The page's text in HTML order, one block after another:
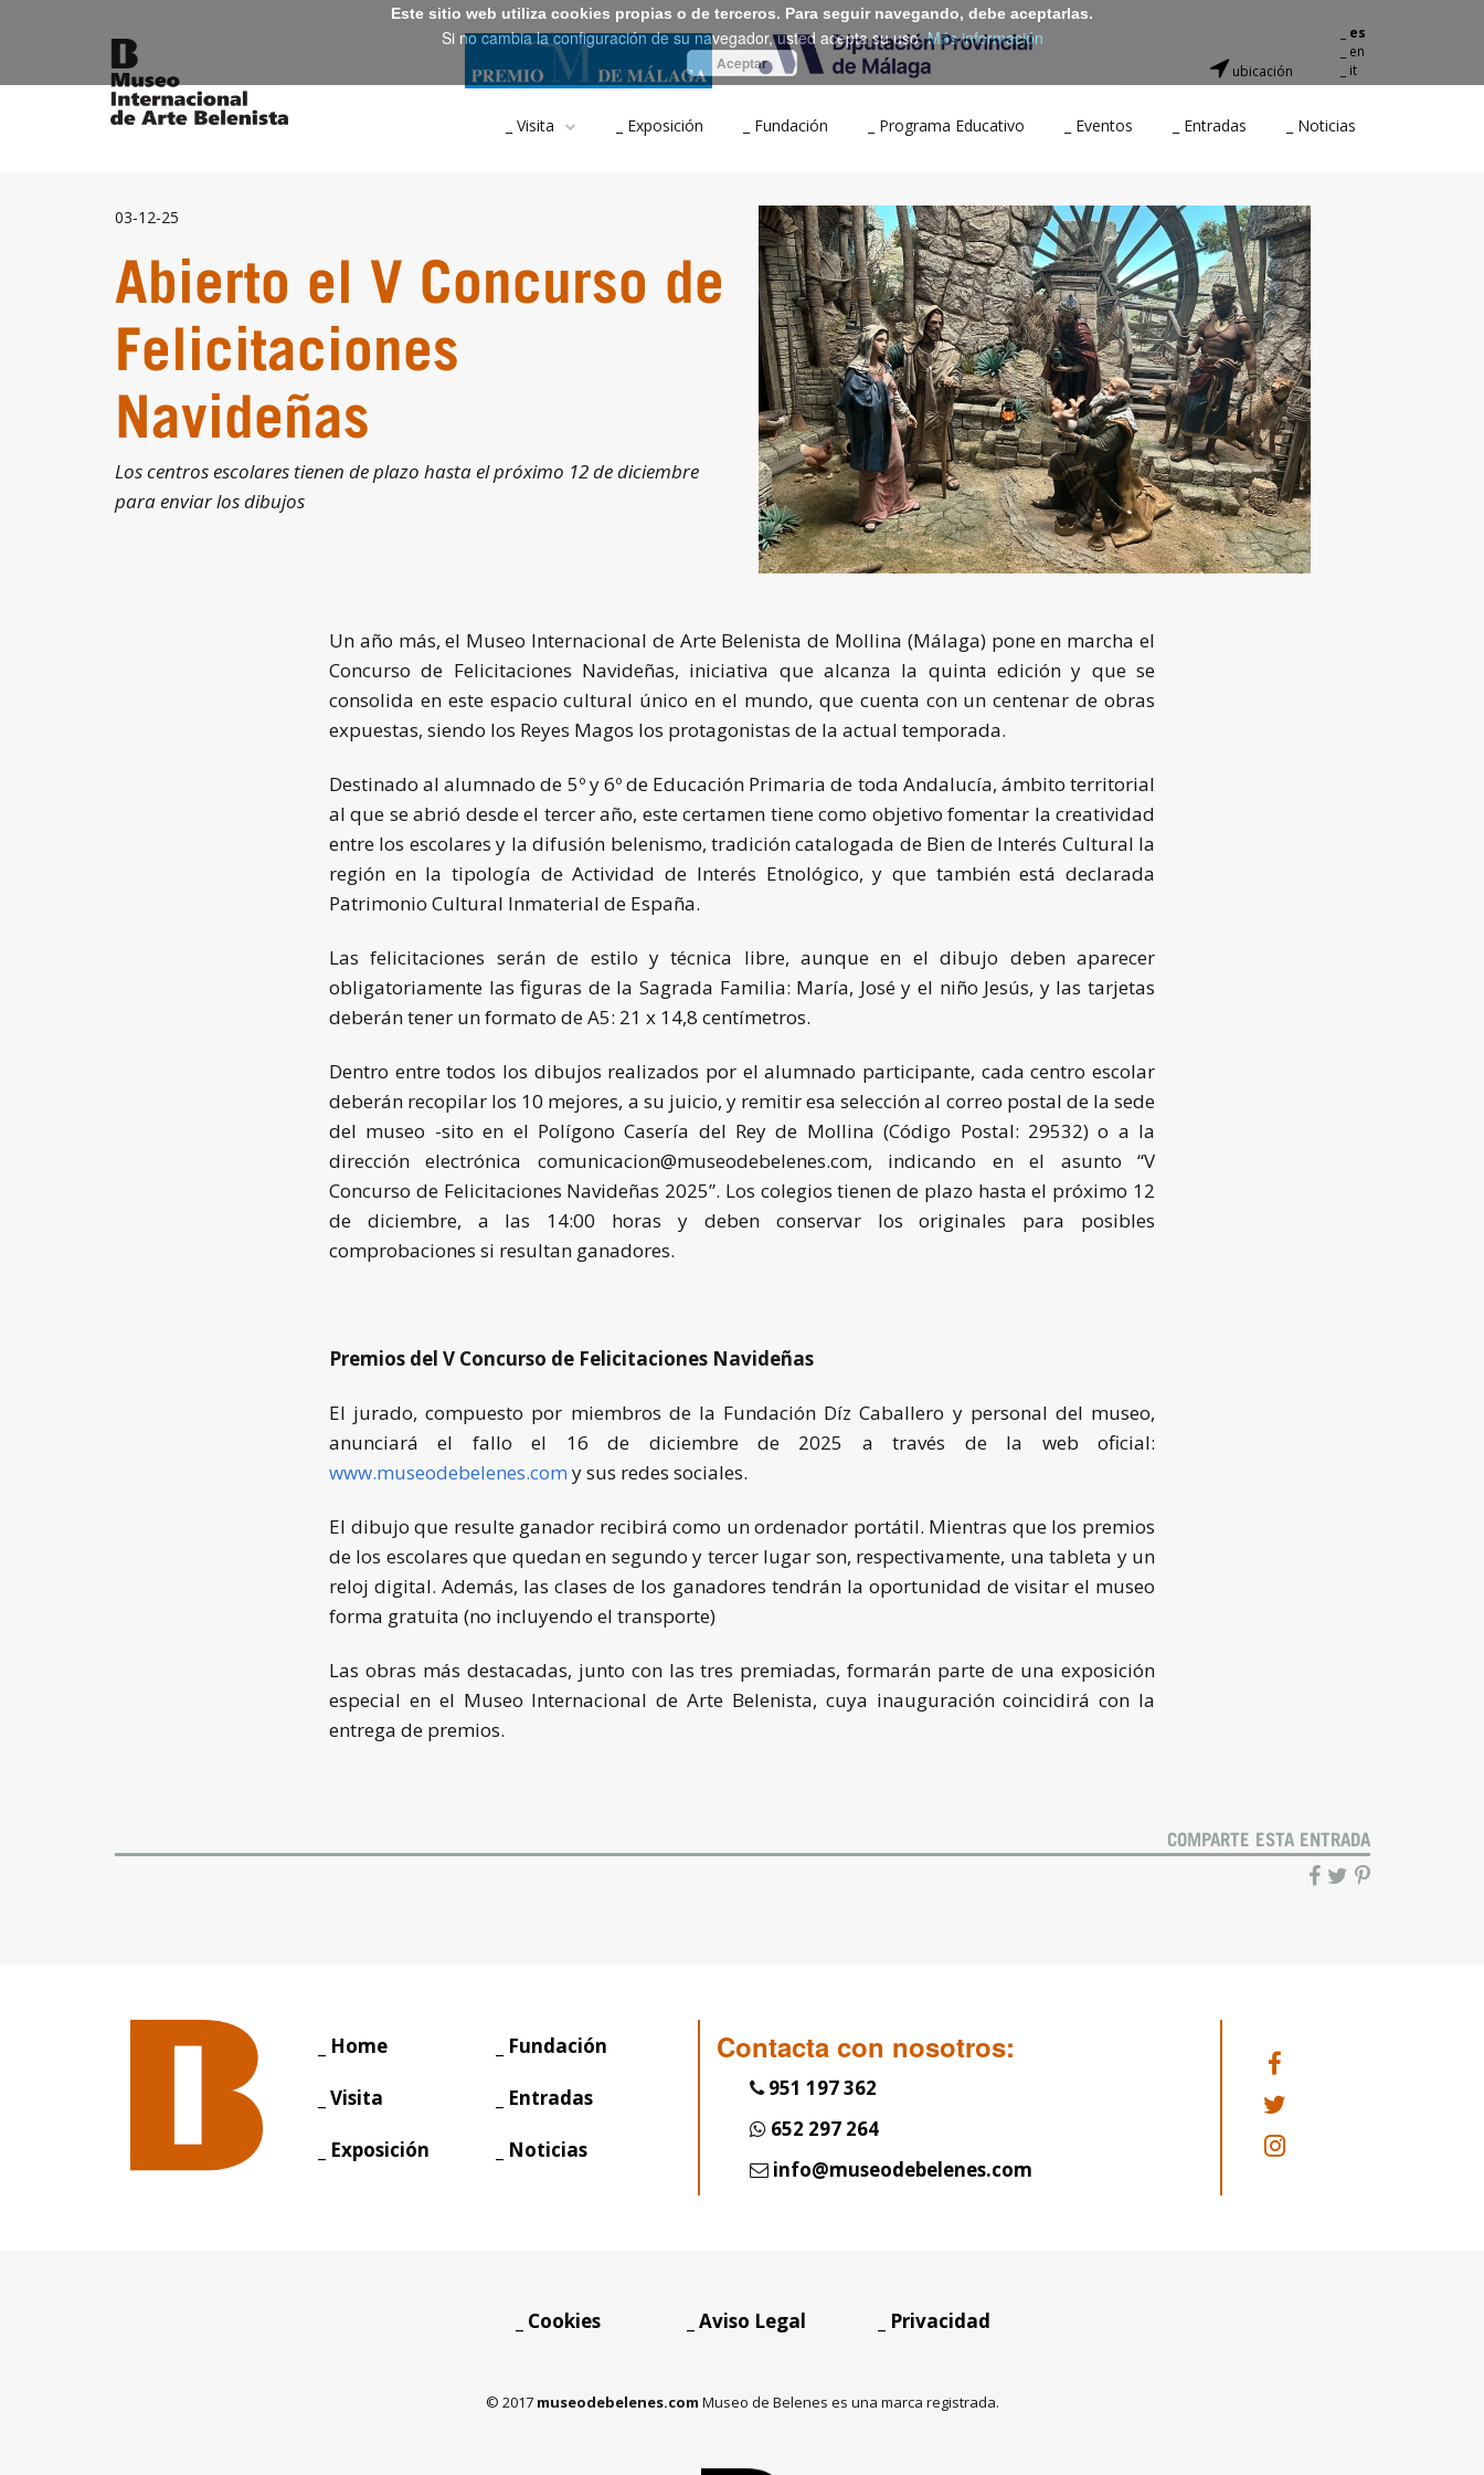
ubicación
_ es
_ en
_ it
_ Visita _ Exposición _ Fundación _ Programa Educativo _ Eventos _ Entradas _ Noticias
03-12-25
Abierto el V Concurso de
Felicitaciones
Navideñas
Los centros escolares tienen de plazo hasta el próximo 12 de diciembre
para enviar los dibujos
Un año más, el Museo Internacional de Arte Belenista de Mollina (Málaga) pone en marcha el
Concurso de Felicitaciones Navideñas, iniciativa que alcanza la quinta edición y que se
consolida en este espacio cultural único en el mundo, que cuenta con un centenar de obras
expuestas, siendo los Reyes Magos los protagonistas de la actual temporada.
Destinado al alumnado de 5º y 6º de Educación Primaria de toda Andalucía, ámbito territorial
al que se abrió desde el tercer año, este certamen tiene como objetivo fomentar la creatividad
entre los escolares y la difusión belenismo, tradición catalogada de Bien de Interés Cultural la
región en la tipología de Actividad de Interés Etnológico, y que también está declarada
Patrimonio Cultural Inmaterial de España.
Las felicitaciones serán de estilo y técnica libre, aunque en el dibujo deben aparecer
obligatoriamente las figuras de la Sagrada Familia: María, José y el niño Jesús, y las tarjetas
deberán tener un formato de A5: 21 x 14,8 centímetros.
Dentro entre todos los dibujos realizados por el alumnado participante, cada centro escolar
deberán recopilar los 10 mejores, a su juicio, y remitir esa selección al correo postal de la sede
del museo -sito en el Polígono Casería del Rey de Mollina (Código Postal: 29532)o a la
dirección electrónica comunicacion@museodebelenes.com, indicando en el asunto “V
Concurso de Felicitaciones Navideñas 2025”. Los colegios tienen de plazo hasta el próximo 12
de diciembre, a las 14:00 horas y deben conservar los originales para posibles
comprobaciones si resultan ganadores.
Premios del V Concurso de Felicitaciones Navideñas
El jurado, compuesto por miembros de la Fundación Díz Caballero y personal del museo,
anunciará el fallo el 16 de diciembre de 2025 a través de la web oficial:
www.museodebelenes.com y sus redes sociales.
El dibujo que resulte ganador recibirá como un ordenador portátil. Mientras que los premios
de los escolares que quedan en segundo y tercer lugar son, respectivamente, una tableta y un
reloj digital. Además, las clases de los ganadores tendrán la oportunidad de visitar el museo
forma gratuita (no incluyendo el transporte)
Las obras más destacadas, junto con las tres premiadas, formarán parte de una exposición
especial en el Museo Internacional de Arte Belenista, cuya inauguración coincidirá con la
entrega de premios.
COMPARTE ESTA ENTRADA
_ Home _ Fundación
_ Visita _ Entradas
_ Exposición _ Noticias
Contacta con nosotros:
951 197 362
652 297 264
info@museodebelenes.com
_ Cookies _ Aviso Legal _ Privacidad
© 2017 museodebelenes.com Museo de Belenes es una marca registrada.
Este sitio web utiliza cookies propias o de terceros. Para seguir navegando, debe aceptarlas.
Si no cambia la configuración de su navegador, usted acepta su uso.Más información
Aceptar